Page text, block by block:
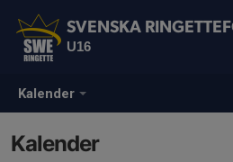
Kalender
SVENSKA
U16
Kalender